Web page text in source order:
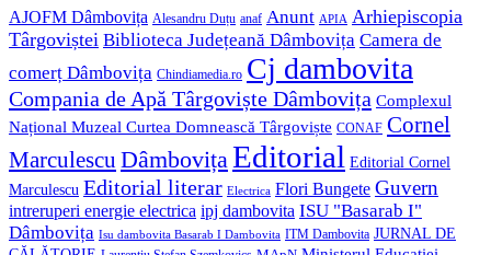
AJOFM Dâmbovița Alesandru Duțu anaf Anunt APIA Arhiepiscopia
Târgoviștei Biblioteca Județeană Dâmbovița Camera de
comerț Dâmbovița Chindiamedia.ro Cj dambovita
Compania de Apă Târgoviște Dâmbovița Complexul
Național Muzeal Curtea Domnească Târgoviște CONAF Cornel
Marculescu DâmbovițaEditorial Editorial Cornel
Marculescu Editorial literar Electrica Flori Bungete Guvern
intreruperi energie electrica ipj dambovita ISU "Basarab I"
Dâmbovița Isu dambovita Basarab I Dambovita ITM Dambovita JURNAL DE